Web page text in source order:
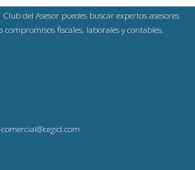
del Asesor puedes buscar expertos asesores
fiscales, laborales y contables.